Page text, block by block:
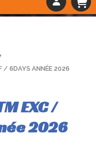
/ 6DAYS ANNÉE 2026
EXC /
2026